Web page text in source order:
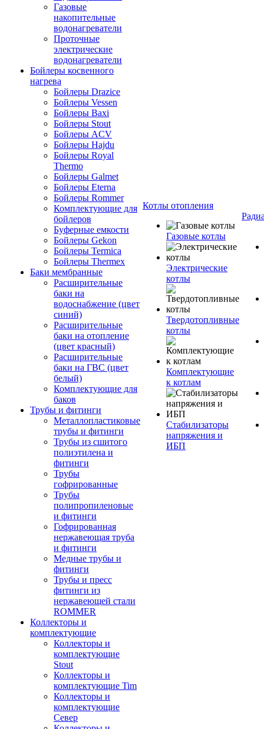
Газовые
накопительные
водонагреватели
Проточные
электрические
водонагреватели
Бойлеры косвенного
нагрева
Бойлеры Drazice
Бойлеры Vessen
Бойлеры Baxi
Бойлеры Stout
Бойлеры ACV
Бойлеры Hajdu
Бойлеры Royal
Thermo
Бойлеры Galmet
Бойлеры Eterna
Бойлеры Rommer
Комплектующие для
бойлеров
Буферные емкости
Бойлеры Gekon
Бойлеры Termica
Бойлеры Thermex
Баки мембранные
Расширительные
баки на
водоснабжение (цвет
синий)
Расширительные
баки на отопление
(цвет красный)
Расширительные
баки на ГВС (цвет
белый)
Комплектующие для
баков
Трубы и фитинги
Металлопластиковые
трубы и фитинги
Трубы из сшитого
полиэтилена и
фитинги
Трубы
гофрированные
Трубы
полипропиленовые
и фитинги
Гофрированная
нержавеющая труба
и фитинги
Медные трубы и
фитинги
Трубы и пресс
фитинги из
нержавеющей стали
ROMMER
Коллекторы и
комплектующие
Коллекторы и
комплектующие
Stout
Коллекторы и
комплектующие Tim
Коллекторы и
комплектующие
Север
Котлы отопления
Газовые котлы
Электрические
котлы
Твердотопливные
котлы
Комплектующие
к котлам
Стабилизаторы
напряжения и
ИБП